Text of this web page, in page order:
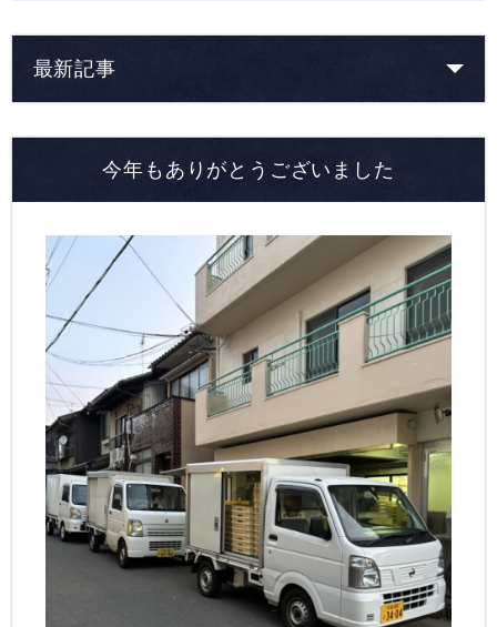
最新記事
今年もありがとうございました